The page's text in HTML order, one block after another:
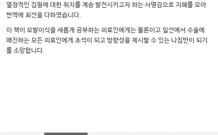
열정적인 집필에 대한 취지를 계승 발전시키고자 하는 사명감으로 지혜를 모아
번역에 최선을 다하였습니다.
이 책이 모발이식을 새롭게 공부하는 의료인에게는 물론이고 일선에서 수술에
매진하는 모든 의료인에게 초석이 되고 방향성을 제시할 수 있는 나침반이 되기
를 소망합니다.